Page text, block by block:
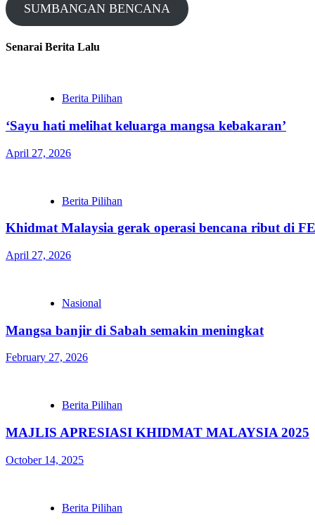
SUMBANGAN BENCANA
Senarai Berita Lalu
Berita Pilihan
‘Sayu hati melihat keluarga mangsa kebakaran’
April 27, 2026
Berita Pilihan
Khidmat Malaysia gerak operasi bencana ribut di
April 27, 2026
Nasional
Mangsa banjir di Sabah semakin meningkat
February 27, 2026
Berita Pilihan
MAJLIS APRESIASI KHIDMAT MALAYSIA 2025
October 14, 2025
Berita Pilihan